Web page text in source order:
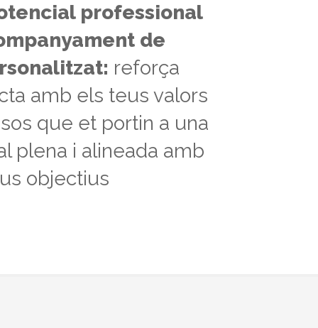
professional
de
reforça
amb els teus valors
que et portin a una
plena i alineada amb
objectius